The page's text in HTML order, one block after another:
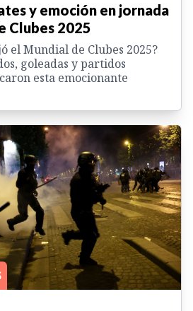
y emoción en jornada
Clubes 2025
el Mundial de Clubes 2025?
goleadas y partidos
esta emocionante